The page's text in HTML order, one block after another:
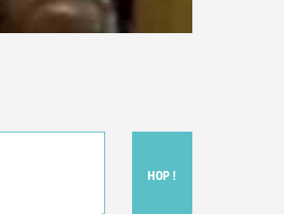
HOP !